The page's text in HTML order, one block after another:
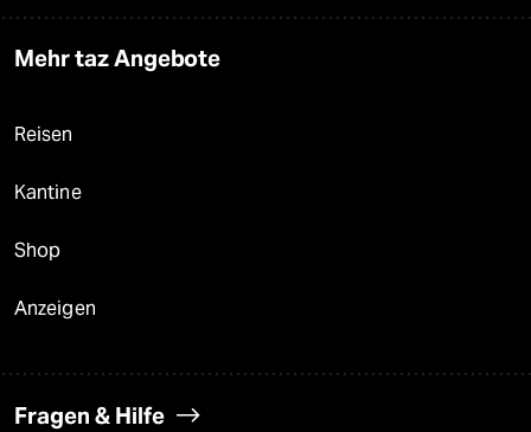
Mehr taz Angebote
Reisen
Kantine
Shop
Anzeigen
Fragen & Hilfe